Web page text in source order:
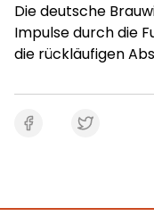
Die deutsche
Impulse durch die
die rückläufigen